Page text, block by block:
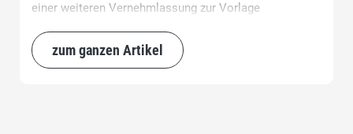
einer weiteren Vernehmlassung zur Vorlage
zum ganzen Artikel